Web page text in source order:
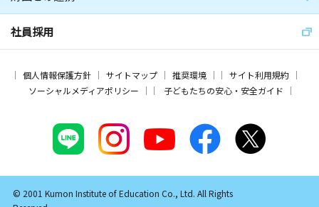
社員採用
個人情報保護方針 サイトマップ 推奨環境
サイト利用規約
ソーシャルメディアポリシー
子どもたちの安心・安全ガイド
© 2001 Kumon Institute of Education Co., Ltd. All Rights